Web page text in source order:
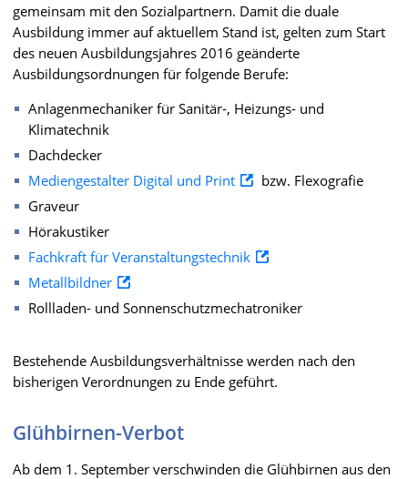
gemeinsam mit den Sozialpartnern. Damit die duale
Ausbildung immer auf aktuellem Stand ist, gelten zum Start
des neuen Ausbildungsjahres 2016 geänderte
Ausbildungsordnungen für folgende Berufe:
Anlagenmechaniker für Sanitär-, Heizungs- und
Klimatechnik
Dachdecker
Mediengestalter Digital und Print
bzw. Flexografie
Graveur
Hörakustiker
Fachkraft für Veranstaltungstechnik
Metallbildner
Rollladen- und Sonnenschutzmechatroniker
Bestehende Ausbildungsverhältnisse werden nach den
bisherigen Verordnungen zu Ende geführt.
Glühbirnen-Verbot
Ab dem 1.​ September verschwinden die Glühbirnen aus den